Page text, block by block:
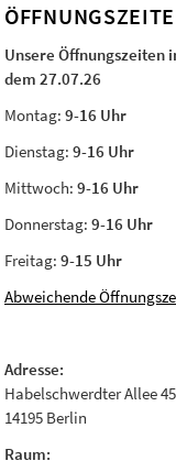
Unsere Öffnungszeiten
dem 27.07.26
Montag:9-16 Uhr
Dienstag:9-16 Uhr
Mittwoch:9-16 Uhr
Donnerstag:9-16 Uhr
Freitag:9-15 Uhr
Abweichende
Adresse:
Habelschwerdter Allee 45
14195 Berlin
Raum: